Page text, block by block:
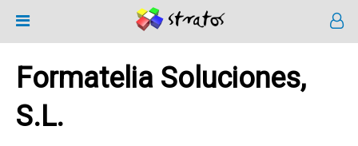
Formatelia Soluciones,
S.L.